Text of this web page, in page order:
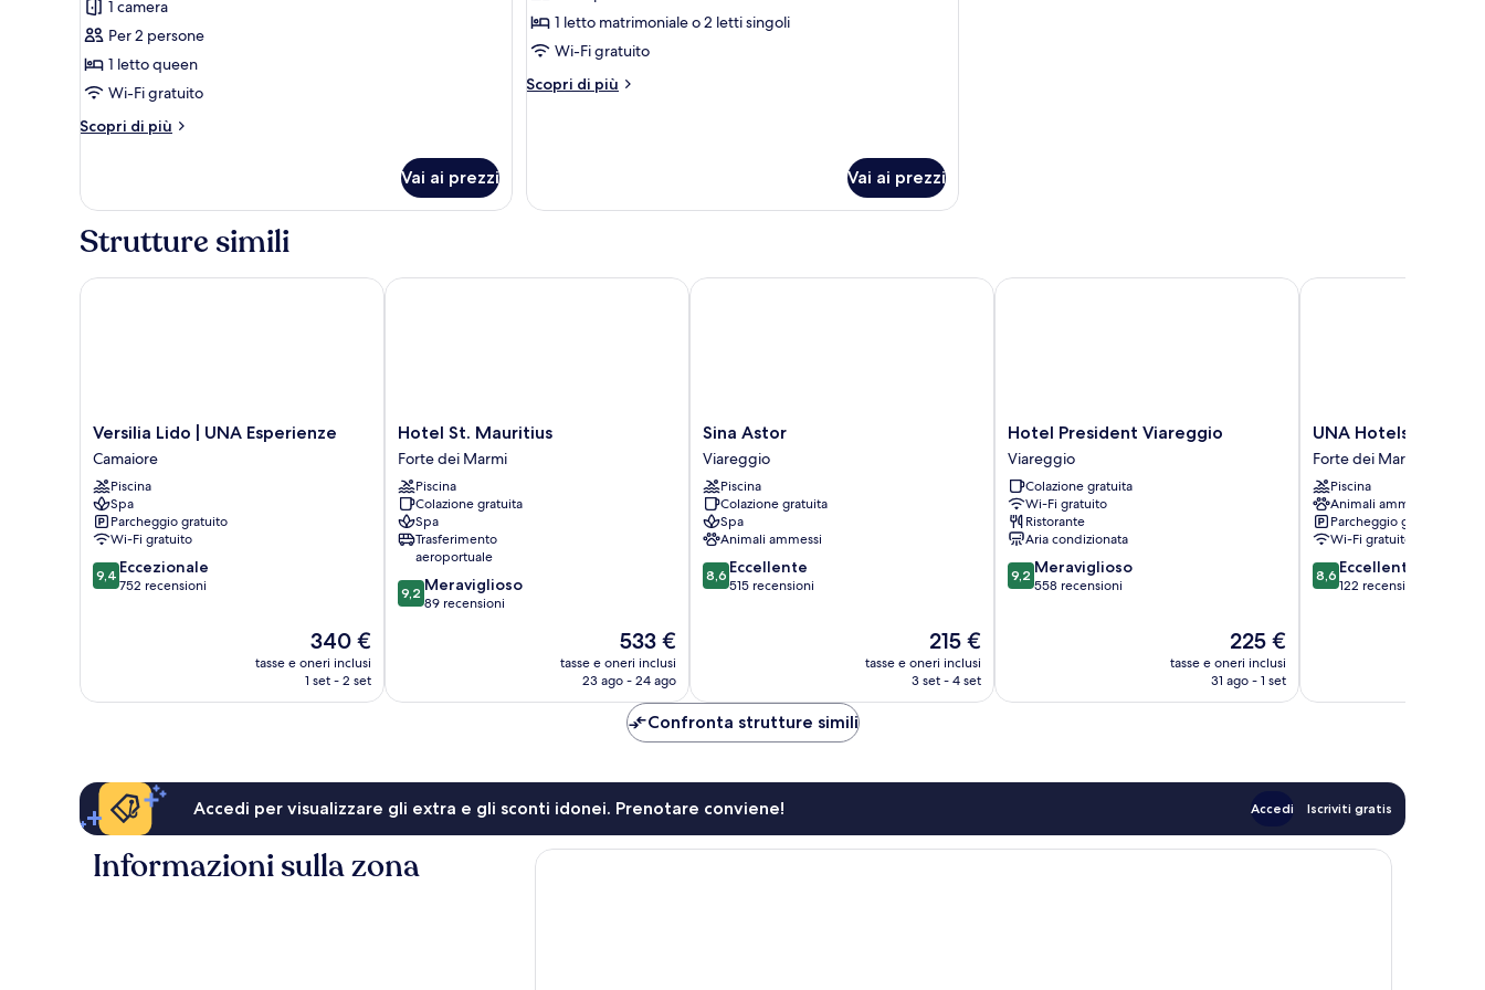
letti
singoli
per
Camera
Deluxe
1 camera
Per 2 persone
1 letto queen
Wi-Fi gratuito
Scopri di più
Altri
Deluxe
Vai ai prezzi
per
Deluxe
Room
&
Beach
1 letto matrimoniale o 2 letti singoli
Wi-Fi gratuito
Scopri di più
Altri
Gazebo
Club
Vai ai prezzi
Strutture simili
Versilia
Lido
|
UNA
Esperienze
Camaiore
Versilia Lido | UNA Esperienze
Camaiore
Piscina
Spa
Parcheggio gratuito
Wi-Fi gratuito
9.4
su
9,4 Eccezionale
752 recensioni
Il
prezzo
attuale
340 €
tasse e oneri inclusi
1 set - 2 set
Versilia Lido | UNA Esperienze
Hotel
St.
Mauritius
Forte
dei
Marmi
Hotel St. Mauritius
Forte dei Marmi
Piscina
Colazione gratuita
Spa
Trasferimento
aeroportuale
9.2
su
9,2 Meraviglioso
89 recensioni
Il
prezzo
attuale
533 €
533 €
tasse e oneri inclusi
23 ago - 24 ago
Hotel St. Mauritius
Sina
Astor
Viareggio
Sina Astor
Viareggio
Piscina
Colazione gratuita
Spa
Animali ammessi
8.6
su
8,6 Eccellente
515 recensioni
Il
prezzo
attuale
215 €
tasse e oneri inclusi
3 set - 4 set
Sina Astor
Hotel
President
Viareggio
Viareggio
Hotel President Viareggio
Viareggio
Colazione gratuita
Wi-Fi gratuito
Ristorante
Aria condizionata
9.2
su
9,2 Meraviglioso
558 recensioni
Il
prezzo
attuale
225 €
tasse e oneri inclusi
31 ago - 1 set
Hotel President Viareggio
UNA
Hotels
Forte
dei
Marmi
Forte
dei
Marmi
UNA Hotels Forte
Forte dei Marmi
Piscina
Animali ammessi
Parcheggio gratuito
Wi-Fi gratuito
8.6
su
8,6 Eccellente
122 recensioni
UNA Hotels Forte dei
Confronta strutture simili
Accedi per visualizzare gli extra e gli sconti idonei. Prenotare conviene! Accedi Iscriviti gratis
Informazioni sulla zona